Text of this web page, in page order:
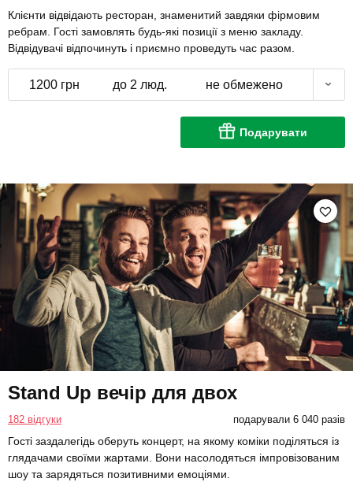
Клієнти відвідають ресторан, знаменитий завдяки фірмовим
ребрам. Гості замовлять будь-які позиції з меню закладу.
Відвідувачі відпочинуть і приємно проведуть час разом.
1200 грн до 2 люд. не обмежено
Подарувати
Stand Up вечір для двох
182 відгуки подарували 6 040 разів
Гості заздалегідь оберуть концерт, на якому коміки поділяться із
глядачами своїми жартами. Вони насолодяться імпровізованим
шоу та зарядяться позитивними емоціями.